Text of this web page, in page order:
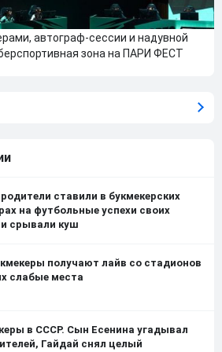
автограф-сессии и надувной
зона на ПАРИ ФЕСТ
родители ставили в букмекерских
на футбольные успехи своих
и срывали куш
получают лайв со стадионов
слабые места
в СССР. Сын Есенина угадывал
Гайдай снял целый